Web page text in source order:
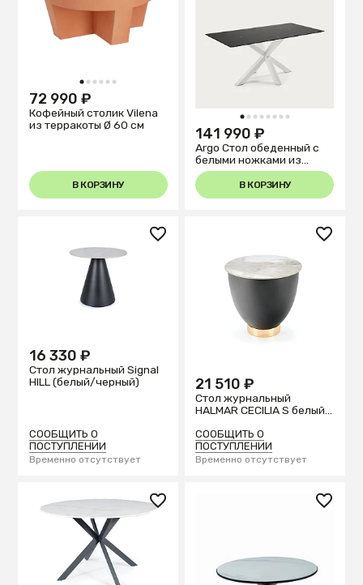
1 2 3 4 5 6
72 990 ₽
Кофейный столик Vilena
из терракоты Ø 60 см
В КОРЗИНУ
1 2 3 4 5 6 7 8
141 990 ₽
Argo Стол обеденный с
белыми ножками из
стали и столешницей из
черного стекла 200x100
В КОРЗИНУ
16 330 ₽
Стол журнальный Signal
HILL (белый/черный)
СООБЩИТЬ О
ПОСТУПЛЕНИИ
Временно отсутствует
21 510 ₽
Стол журнальный
HALMAR CECILIA S белый
СООБЩИТЬ О
ПОСТУПЛЕНИИ
Временно отсутствует